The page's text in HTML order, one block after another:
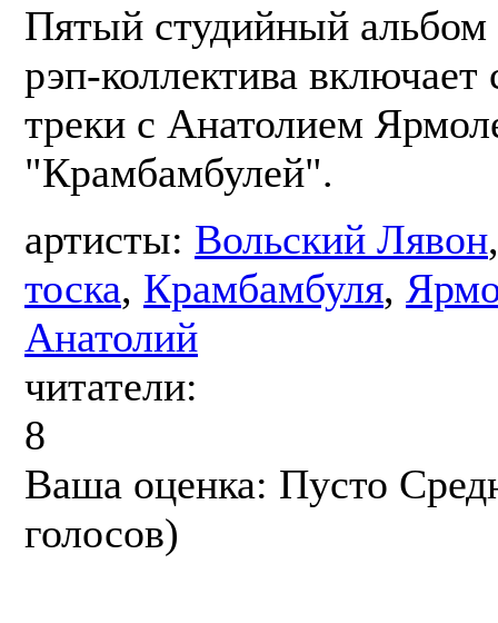
Пятый студийный альбом
рэп-коллектива включает
треки с Анатолием
"Крамбамбулей".
артисты: Вольский Лявон
тоска, Крамбамбуля,
Анатолий
читатели:
8
Ваша оценка: Пусто
голосов)